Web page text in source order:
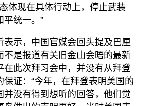
体现在具体行动上，停止武装
平统一。”
表示，中国官媒会回头提及巴厘
不是报道有关旧金山会晤的最新
在此次拜习会中，并没有从拜登
保证：“今年，在拜登表明美国的
并没有得到想听的回答，他们觉